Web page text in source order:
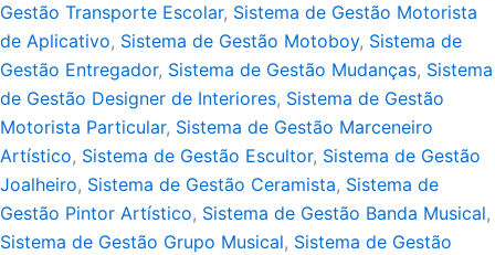
Gestão Transporte Escolar, Sistema de Gestão Motorista
de Aplicativo, Sistema de Gestão Motoboy, Sistema de
Gestão Entregador, Sistema de Gestão Mudanças, Sistema
de Gestão Designer de Interiores, Sistema de Gestão
Motorista Particular, Sistema de Gestão Marceneiro
Artístico, Sistema de Gestão Escultor, Sistema de Gestão
Joalheiro, Sistema de Gestão Ceramista, Sistema de
Gestão Pintor Artístico, Sistema de Gestão Banda Musical,
Sistema de Gestão Grupo Musical, Sistema de Gestão